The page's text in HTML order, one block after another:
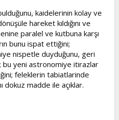
kaidelerinin kolay ve
hareket kıldığını ve
paralel ve kutbuna karşı
bunu ispat ettiğini;
nispetle duyduğunu, geri
bu yeni astronomiye itirazlar
feleklerin tabiatlarinde
dokuz madde ile açıklar.